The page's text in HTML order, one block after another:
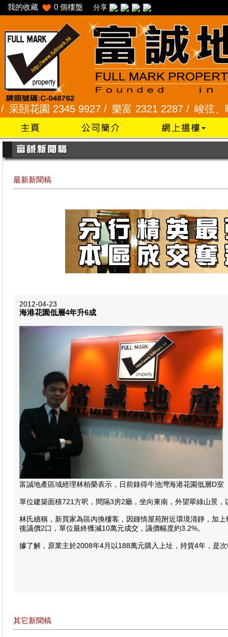
我的收藏 0 個樓盤 分享
園 2345 9927 /樂富 2321 2287 /峻弦、曉暉
最新新聞稿
2012-04-23
海港花園低層4年升6成
富誠地產區域經理林栢榮表示，日前錄得牛池灣海港花園低層D
單位建築面積721方呎，間隔3房2廳，坐向東南，外望翠綠山景
林氏續稱，新買家為區內換樓客，因鍾情屋苑附近環境清靜，加
後議價2口，單位最終獲減10萬元成交，議價幅度約3.2%。
據了解，原業主於2008年4月以188萬元購入上址，持貨4年，是
其它新聞稿